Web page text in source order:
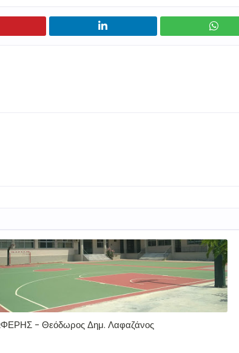
- Θεόδωρος Δημ. Λαφαζάνος